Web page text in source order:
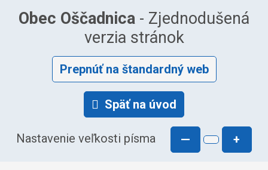
Obec Oščadnica - Zjednodušená
verzia stránok
Prepnúť na štandardný web
Späť na úvod
Nastavenie veľkosti písma — +